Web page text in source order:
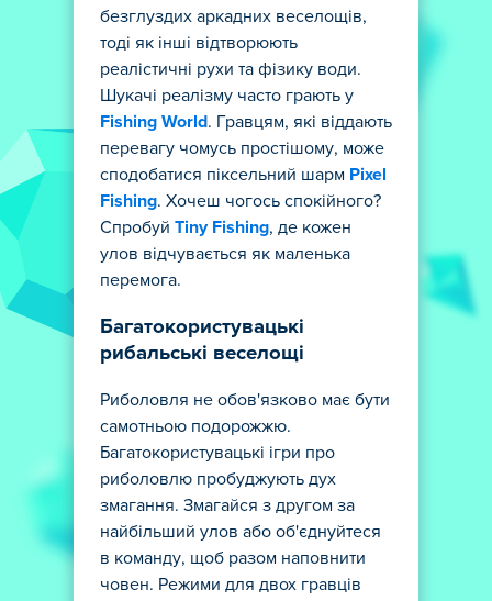
безглуздих аркадних веселощів,
тоді як інші відтворюють
реалістичні рухи та фізику води.
Шукачі реалізму часто грають у
Fishing World. Гравцям, які віддають
перевагу чомусь простішому, може
сподобатися піксельний шарм Pixel
Fishing. Хочеш чогось спокійного?
Спробуй Tiny Fishing, де кожен
улов відчувається як маленька
перемога.
Багатокористувацькі
рибальські веселощі
Риболовля не обов'язково має бути
самотньою подорожжю.
Багатокористувацькі ігри про
риболовлю пробуджують дух
змагання. Змагайся з другом за
найбільший улов або об'єднуйтеся
в команду, щоб разом наповнити
човен. Режими для двох гравців